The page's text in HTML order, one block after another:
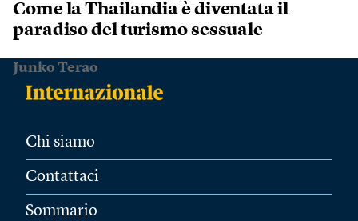
Come la Thailandia è diventata il
paradiso del turismo sessuale
Junko Terao
Chi siamo
Contattaci
Sommario